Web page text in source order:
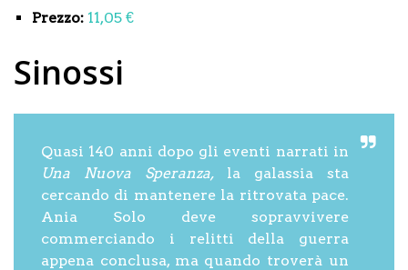
Prezzo: 11,05 €
Sinossi
Quasi 140 anni dopo gli eventi narrati in
Una Nuova Speranza, la galassia sta
cercando di mantenere la ritrovata pace.
Ania Solo deve sopravvivere
commerciando i relitti della guerra
appena conclusa, ma quando troverà un